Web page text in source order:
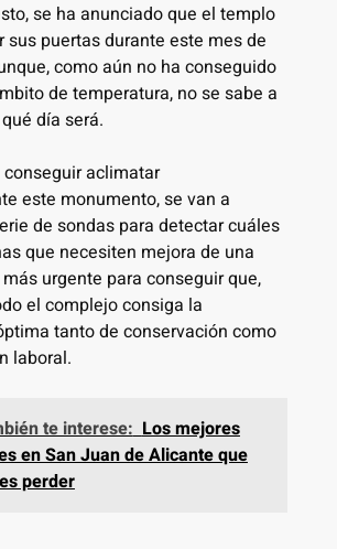
se ha anunciado que el templo
sus puertas durante este mes de
como aún no ha conseguido
de temperatura, no se sabe a
día será.
aclimatar
este monumento, se van a
de sondas para detectar cuáles
que necesiten mejora de una
urgente para conseguir que,
el complejo consiga la
tanto de conservación como
laboral.
te interese: Los mejores
en San Juan de Alicante que
perder